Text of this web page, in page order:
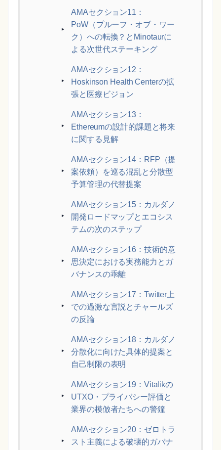
AMAセクション11：
PoW（プルーフ・オブ・ワー
ク）への転換？とMinotaurに
よる次世代ステーキング
AMAセクション12：
Hoskinson Health Centerの拡
張と医療ビジョン
AMAセクション13：
Ethereumの設計的課題と将来
に関する見解
AMAセクション14：RFP（提
案依頼）を巡る混乱と分散型
予算管理の代替提案
AMAセクション15：カルダノ
開発ロードマップとエコシス
テムの次のステップ
AMAセクション16：技術的意
思決定における実務能力とガ
バナンスの乖離
AMAセクション17：Twitter上
での過激な言説とチャールズ
の反論
AMAセクション18：カルダノ
分散化に向けた具体的提案と
自己制限の表明
AMAセクション19：Vitalikの
UTXO・プライバシー評価と
業界の模倣者たちへの警鐘
AMAセクション20：ゼロトラ
スト主義による破壊的ガバナ